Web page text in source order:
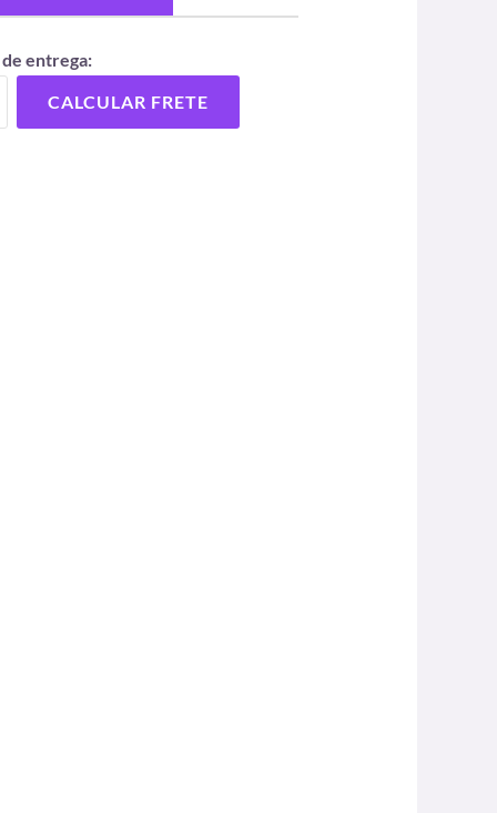
entrega:
CALCULAR FRETE